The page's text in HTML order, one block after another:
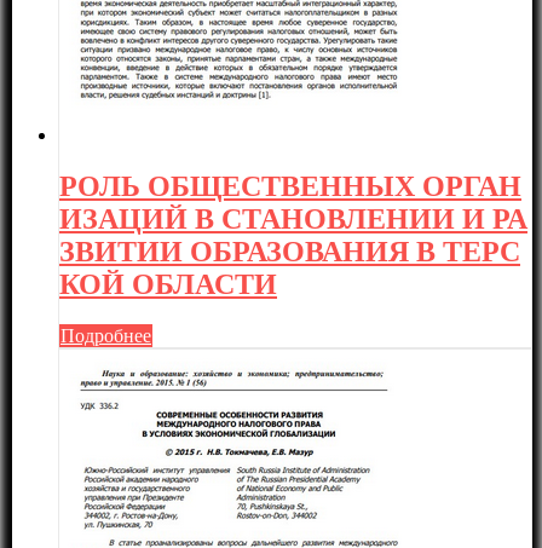
РОЛЬ ОБЩЕСТВЕННЫХ ОРГАН
ИЗАЦИЙ В СТАНОВЛЕНИИ И РА
ЗВИТИИ ОБРАЗОВАНИЯ В ТЕРС
КОЙ ОБЛАСТИ
Подробнее